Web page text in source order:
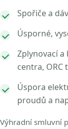
Spořiče a
Úsporné,
Zplynovací
centra,
Úspora
proudů a
Výhradní smluvní